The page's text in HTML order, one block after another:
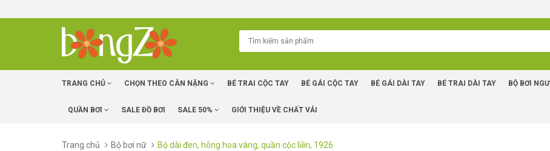
TRANG CHỦ CHỌN THEO CÂN NẶNG BÉ TRAI CỘC TAY BÉ GÁI CỘC TAY BÉ GÁI DÀI TAY BÉ TRAI DÀI TAY BỘ BƠI
QUẦN BƠI SALE ĐỒ BƠI SALE 50% GIỚI THIỆU VỀ CHẤT VẢI
Trang chủ Bộ bơi nữ Bộ dài đen, hông hoa vàng, quần cộc liền, 1926